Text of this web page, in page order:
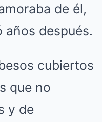
de él,
años después.
cubiertos
que no
y de